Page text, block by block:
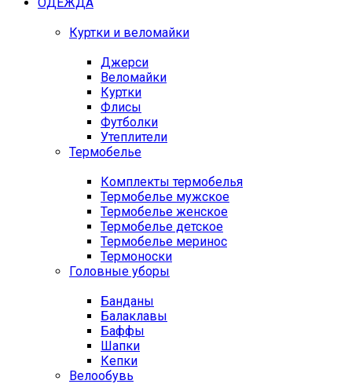
Куртки и веломайки
Джерси
Веломайки
Куртки
Флисы
Футболки
Утеплители
Термобелье
Комплекты термобелья
Термобелье мужское
Термобелье женское
Термобелье детское
Термобелье меринос
Термоноски
Головные уборы
Банданы
Балаклавы
Баффы
Шапки
Кепки
Велообувь